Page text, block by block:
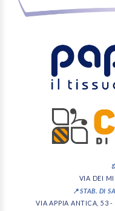
VIA DEI
📍STAB. DI
VIA APPIA ANTICA, 53